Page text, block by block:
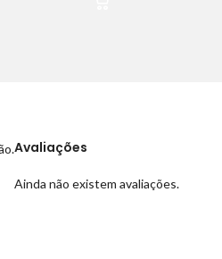
Avaliações
Ainda não existem avaliações.